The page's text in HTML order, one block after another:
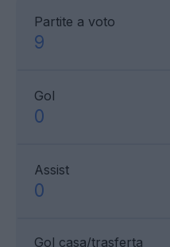
Partite a voto
9
Gol
0
Assist
0
Gol casa/trasferta